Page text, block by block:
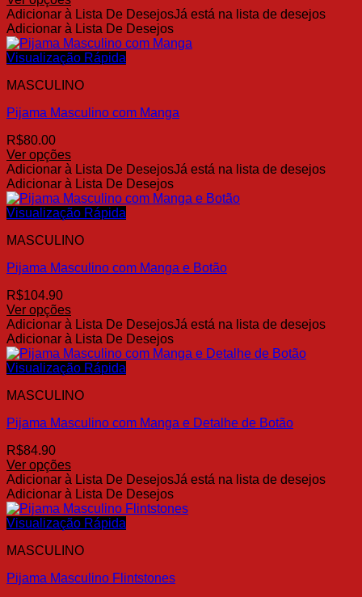
na
página
do
produto
Este
produto
tem
várias
As
podem
escolhidas
na
página
do
produto
Adicionar à Lista De DesejosJá está na lista de desejos
Adicionar à Lista De Desejos
Visualização Rápida
MASCULINO
Pijama Masculino com Manga
R$80.00
Ver opções
Este
produto
tem
várias
As
podem
escolhidas
na
página
do
produto
Adicionar à Lista De DesejosJá está na lista de desejos
Adicionar à Lista De Desejos
Visualização Rápida
MASCULINO
Pijama Masculino com Manga e Botão
R$104.90
Ver opções
Este
produto
tem
várias
As
podem
escolhidas
na
página
do
produto
Adicionar à Lista De DesejosJá está na lista de desejos
Adicionar à Lista De Desejos
Visualização Rápida
MASCULINO
Pijama Masculino com Manga e Detalhe de Botão
R$84.90
Ver opções
Este
produto
tem
várias
As
podem
Adicionar à Lista De DesejosJá está na lista de desejos
Adicionar à Lista De Desejos
Visualização Rápida
MASCULINO
Pijama Masculino Flintstones